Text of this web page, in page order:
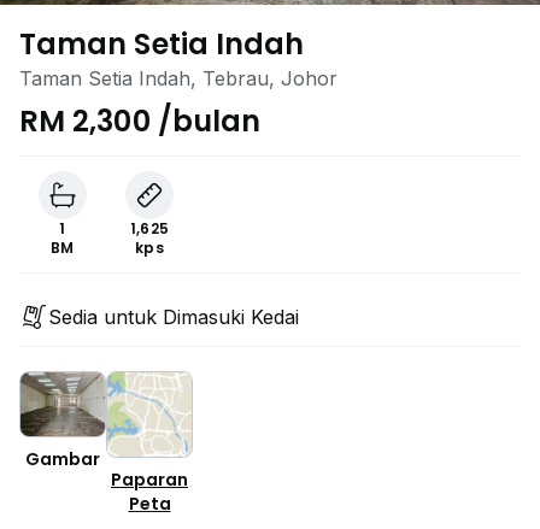
Taman Setia Indah
Taman Setia Indah, Tebrau, Johor
RM 2,300 /bulan
1
BM
1,625
kps
Sedia untuk Dimasuki Kedai
Gambar
Paparan
Peta